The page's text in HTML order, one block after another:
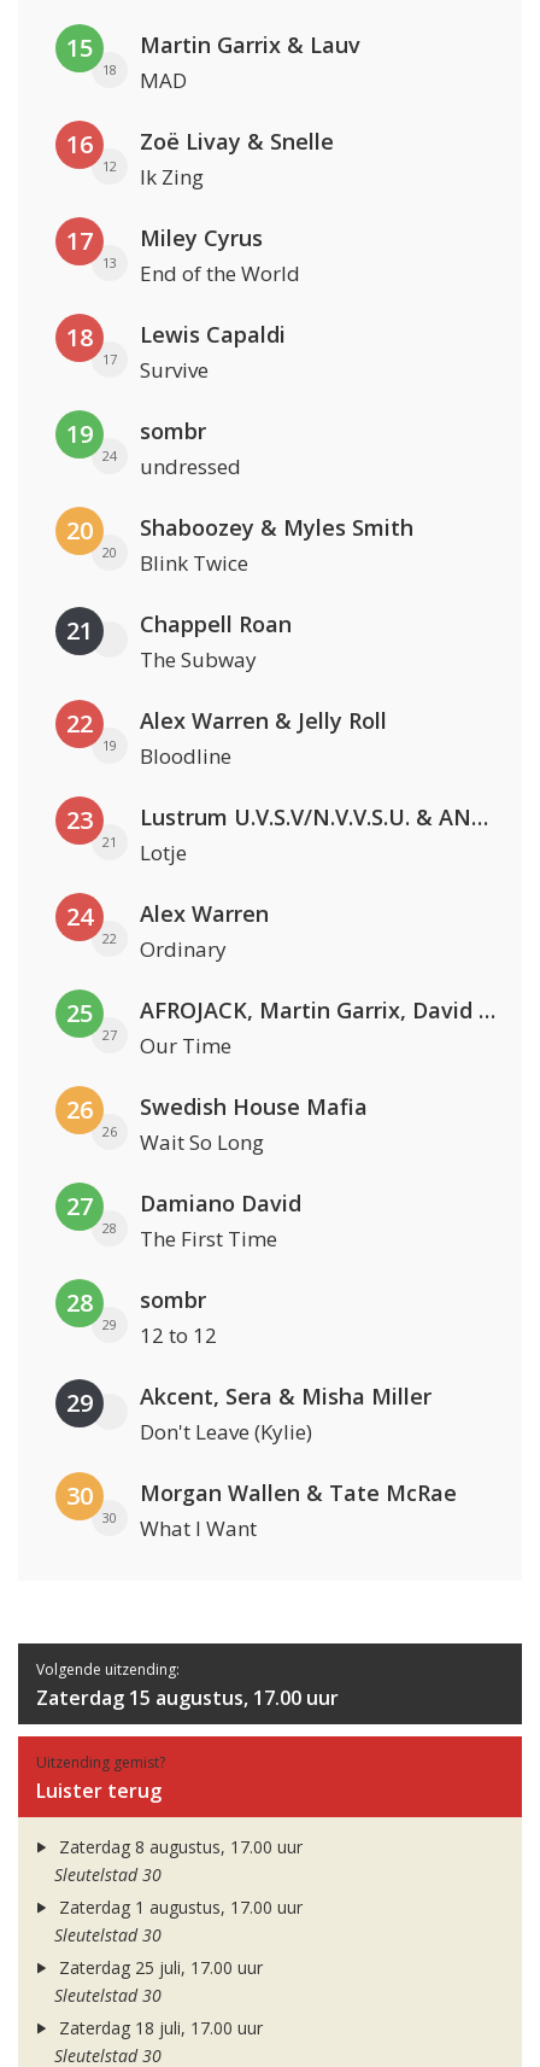
15
18
Martin Garrix & Lauv
MAD
16
12
Zoë Livay & Snelle
Ik Zing
17
13
Miley Cyrus
End of the World
18
17
Lewis Capaldi
Survive
19
24
sombr
undressed
20
20
Shaboozey & Myles Smith
Blink Twice
21 Chappell Roan
The Subway
22
19
Alex Warren & Jelly Roll
Bloodline
23
21
Lustrum U.V.S.V/N.V.V.S.U. & ANNO ONS & Jopke van Dobbenburgh & Roeland Beelen
Lotje
24
22
Alex Warren
Ordinary
25
27
AFROJACK, Martin Garrix, David Guetta & Amél
Our Time
26
26
Swedish House Mafia
Wait So Long
27
28
Damiano David
The First Time
28
29
sombr
12 to 12
29 Akcent, Sera & Misha Miller
Don't Leave (Kylie)
30
30
Morgan Wallen & Tate McRae
What I Want
Volgende uitzending:
Zaterdag 15 augustus, 17.00 uur
Uitzending gemist?
Luister terug
Zaterdag 8 augustus, 17.00 uur
Sleutelstad 30
Zaterdag 1 augustus, 17.00 uur
Sleutelstad 30
Zaterdag 25 juli, 17.00 uur
Sleutelstad 30
Zaterdag 18 juli, 17.00 uur
Sleutelstad 30